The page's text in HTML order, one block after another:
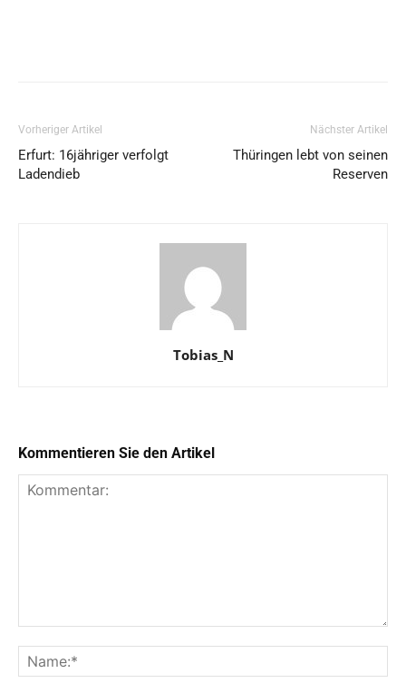
Vorheriger Artikel
Erfurt: 16jähriger verfolgt
Ladendieb
Nächster Artikel
Thüringen lebt von seinen
Reserven
Tobias_N
Kommentieren Sie den Artikel